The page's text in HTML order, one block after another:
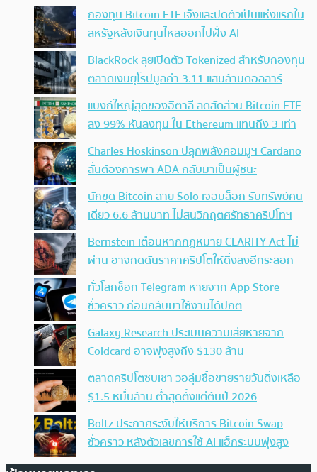
กองทุน Bitcoin ETF เจ๊งและปิดตัวเป็นแห่งแรกใน
สหรัฐหลังเงินทุนไหลออกไปฝั่ง AI
BlackRock ลุยเปิดตัว Tokenized สำหรับกองทุน
ตลาดเงินยุโรปมูลค่า 3.11 แสนล้านดอลลาร์
แบงก์ใหญ่สุดของอิตาลี ลดสัดส่วน Bitcoin ETF
ลง 99% หันลงทุน ใน Ethereum แทนถึง 3 เท่า
Charles Hoskinson ปลุกพลังคอมมูฯ Cardano
ลั่นต้องการพา ADA กลับมาเป็นผู้ชนะ
นักขุด Bitcoin สาย Solo เจอบล็อก รับทรัพย์คน
เดียว 6.6 ล้านบาท ไม่สนวิกฤตศรัทธาคริปโทฯ
Bernstein เตือนหากกฎหมาย CLARITY Act ไม่
ผ่าน อาจกดดันราคาคริปโตให้ดิ่งลงอีกระลอก
ทั่วโลกช็อก Telegram หายจาก App Store
ชั่วคราว ก่อนกลับมาใช้งานได้ปกติ
Galaxy Research ประเมินความเสียหายจาก
Coldcard อาจพุ่งสูงถึง $130 ล้าน
ตลาดคริปโตซบเซา วอลุ่มซื้อขายรายวันดิ่งเหลือ
$1.5 หมื่นล้าน ต่ำสุดตั้งแต่ต้นปี 2026
Boltz ประกาศระงับให้บริการ Bitcoin Swap
ชั่วคราว หลังตัวเลขการใช้ AI แฮ็กระบบพุ่งสูง